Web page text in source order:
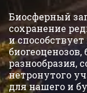
Биосферный
сохранение
и
разнообразия,
нетронутого
для нашего и